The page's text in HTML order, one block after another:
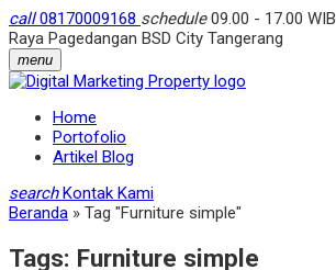
call08170009168 schedule09.00 - 17.00 WIB
Raya Pagedangan BSD City Tangerang
menu
Home
Portofolio
Artikel Blog
search Kontak Kami
Beranda » Tag "Furniture simple"
Tags: Furniture simple